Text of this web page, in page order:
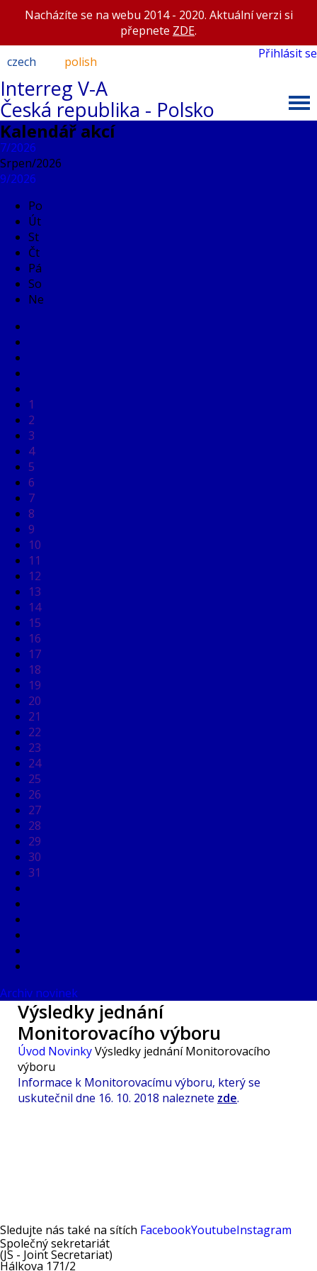
Nacházíte se na webu 2014 - 2020. Aktuální verzi si
přepnete ZDE.
czech
polish
Přihlásit se
Interreg V-A
Česká republika - Polsko
Kalendář akcí
7/2026
Srpen/2026
9/2026
Po
Út
St
Čt
Pá
So
Ne
1
2
3
4
5
6
7
8
9
10
11
12
13
14
15
16
17
18
19
20
21
22
23
24
25
26
27
28
29
30
31
Archiv novinek
Výsledky jednání
Monitorovacího výboru
Úvod NovinkyVýsledky jednání Monitorovacího
výboru
Informace k Monitorovacímu výboru, který se
uskutečnil dne 16. 10. 2018 naleznete zde.
Sledujte nás také na sítích FacebookYoutubeInstagram
Společný sekretariát
(JS - Joint Secretariat)
Hálkova 171/2